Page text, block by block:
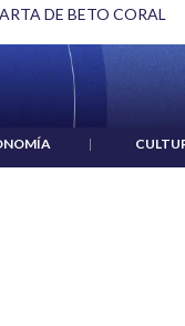
DE BETO CORAL
|